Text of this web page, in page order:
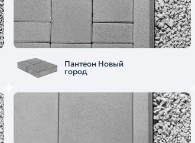
Пантеон Новый
город